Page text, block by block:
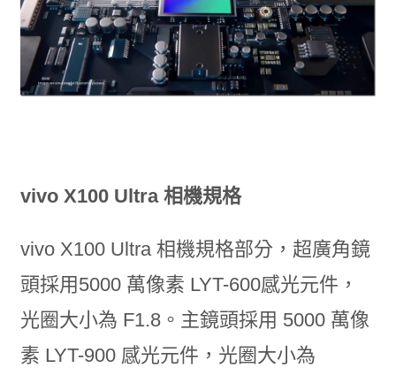
vivo X100 Ultra 相機規格
vivo X100 Ultra 相機規格部分，超廣角鏡
頭採用5000 萬像素 LYT-600感光元件，
光圈大小為 F1.8。主鏡頭採用 5000 萬像
素 LYT-900 感光元件，光圈大小為